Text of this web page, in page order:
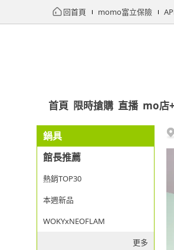
回首頁 momo富立保險
首頁 限時搶購 直播 mo店+
鍋具
館長推薦
熱銷TOP30
本週新品
WOKYxNEOFLAM
更多